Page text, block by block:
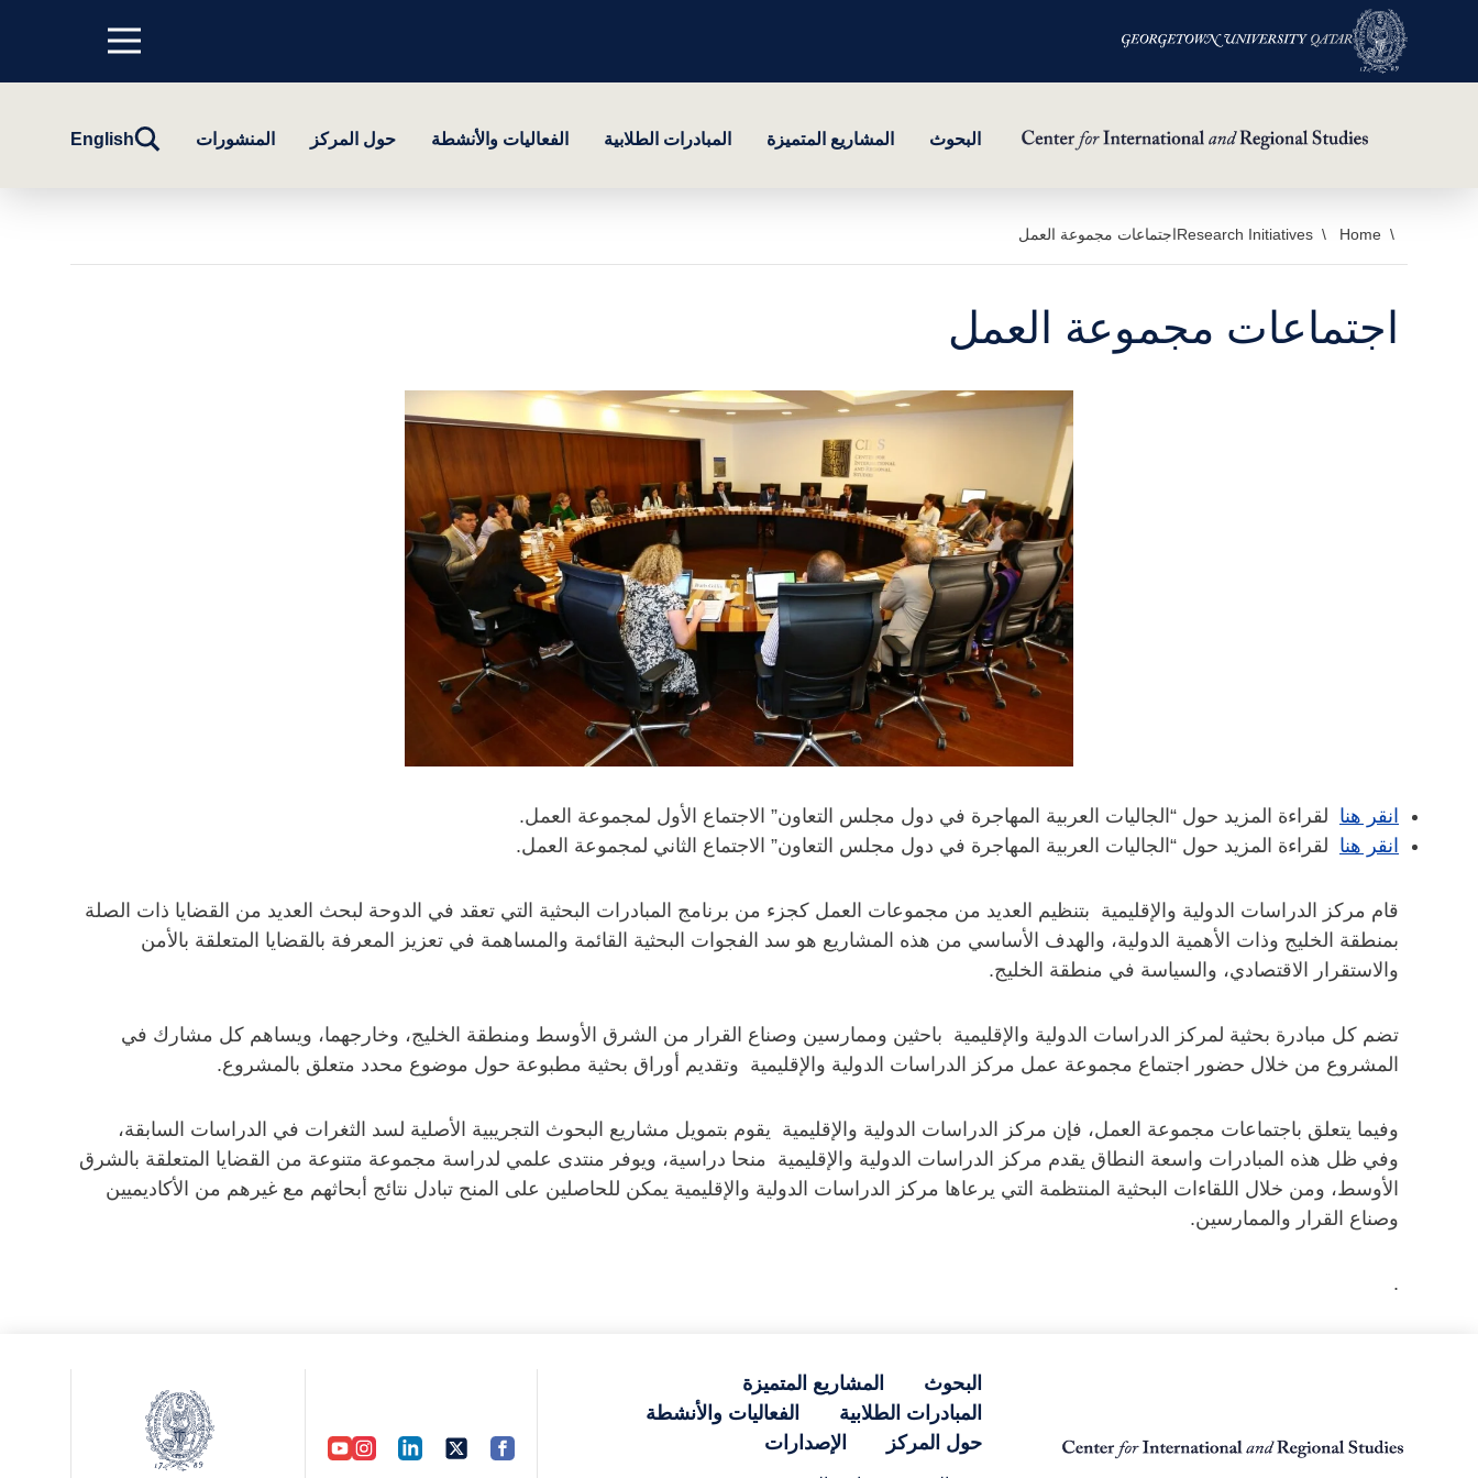
Menu
top
البحوث المشاريع المتميزة المبادرات الطلابية الفعاليات والأنشطة حول المركز المنشورات
تبديلEnglish
Home
Research Initiativesاجتماعات مجموعة العمل
اجتماعات مجموعة العمل
انقر هنا لقراءة المزيد حول “الجاليات العربية المهاجرة في دول مجلس التعاون” الاجتماع الأول لمجموعة العمل.
انقر هنا لقراءة المزيد حول “الجاليات العربية المهاجرة في دول مجلس التعاون” الاجتماع الثاني لمجموعة العمل.
قام مركز الدراسات الدولية والإقليمية بتنظيم العديد من مجموعات العمل كجزء من برنامج المبادرات البحثية التي تعقد في الدوحة لبحث العديد من القضايا ذات الصلة
بمنطقة الخليج وذات الأهمية الدولية، والهدف الأساسي من هذه المشاريع هو سد الفجوات البحثية القائمة والمساهمة في تعزيز المعرفة بالقضايا المتعلقة بالأمن
والاستقرار الاقتصادي، والسياسة في منطقة الخليج.
تضم كل مبادرة بحثية لمركز الدراسات الدولية والإقليمية باحثين وممارسين وصناع القرار من الشرق الأوسط ومنطقة الخليج، وخارجهما، ويساهم كل مشارك في
المشروع من خلال حضور اجتماع مجموعة عمل مركز الدراسات الدولية والإقليمية وتقديم أوراق بحثية مطبوعة حول موضوع محدد متعلق بالمشروع.
وفيما يتعلق باجتماعات مجموعة العمل، فإن مركز الدراسات الدولية والإقليمية يقوم بتمويل مشاريع البحوث التجريبية الأصلية لسد الثغرات في الدراسات السابقة،
وفي ظل هذه المبادرات واسعة النطاق يقدم مركز الدراسات الدولية والإقليمية منحا دراسية، ويوفر منتدى علمي لدراسة مجموعة متنوعة من القضايا المتعلقة بالشرق
الأوسط، ومن خلال اللقاءات البحثية المنتظمة التي يرعاها مركز الدراسات الدولية والإقليمية يمكن للحاصلين على المنح تبادل نتائج أبحاثهم مع غيرهم من الأكاديميين
وصناع القرار والممارسين.
.
البحوث
المشاريع المتميزة
المبادرات الطلابية
الفعاليات والأنشطة
حول المركز
الإصدارات